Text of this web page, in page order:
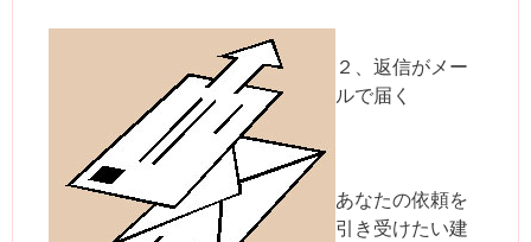
２、返信がメー
ルで届く
あなたの依頼を
引き受けたい建